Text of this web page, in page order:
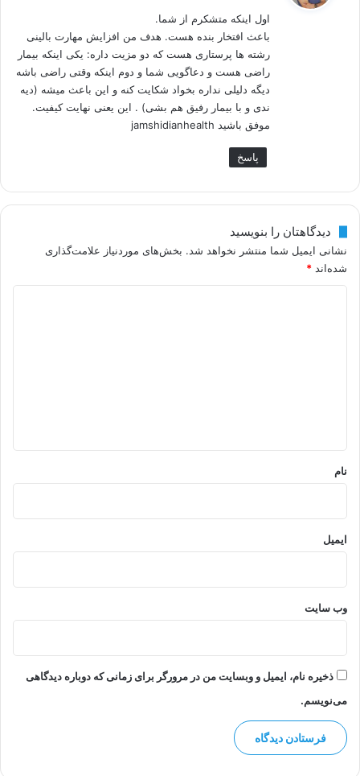
اول اینکه متشکرم از شما.
باعث افتخار بنده هست. هدف من افزایش مهارت بالینی
رشته ها پرستاری هست که دو مزیت داره: یکی اینکه بیمار
راضی هست و دعاگویی شما و دوم اینکه وقتی راضی باشه
دیگه دلیلی نداره بخواد شکایت کنه و این باعث میشه (دیه
ندی و با بیمار رفیق هم بشی) . این یعنی نهایت کیفیت.
موفق باشید jamshidianhealth
پاسخ
دیدگاهتان را بنویسید
نشانی ایمیل شما منتشر نخواهد شد. بخش‌های موردنیاز علامت‌گذاری
شده‌اند *
نام
ایمیل
وب‌ سایت
ذخیره نام، ایمیل و وبسایت من در مرورگر برای زمانی که دوباره دیدگاهی
می‌نویسم.